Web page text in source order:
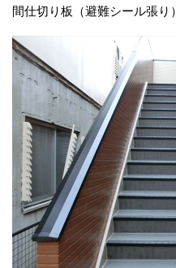
間仕切り板（避難シール張り）